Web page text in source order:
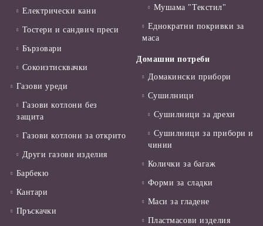
Електрически кани
Тостери и сандвич преси
Бързовари
Сокоизтисквачки
Газови уреди
Газови котлони без
защита
Газови котлони за открито
Други газови изделия
Барбекю
Кантари
Пръскачки
Мушама "Текстил"
Еднократни покривки за
маса
Домашни потреби
Домакински прибори
Сушилници
Сушилници за дрехи
Сушилници за прибори и
чинии
Колички за багаж
Форми за сладки
Маси за гладене
Пластмасови изделия